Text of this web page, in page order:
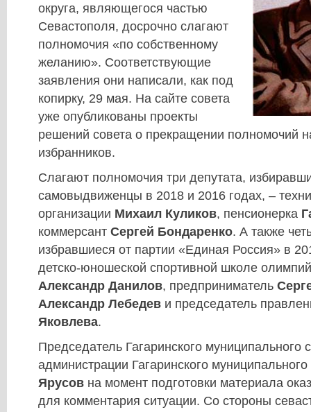
округа, являющегося частью
Севастополя, досрочно слагают
полномочия «по собственному
желанию». Соответствующие
заявления они написали, как под
копирку, 29 мая. На сайте совета
уже опубликованы проекты
решений совета о прекращении полномочий
избранников.
Слагают полномочия три депутата,
самовыдвиженцы в 2018 и 2016 годах, –
организации Михаил Куликов, пенсионерка
коммерсант Сергей Бондаренко. А также
избравшиеся от партии «Единая Россия» в
детско-юношеской спортивной школе
Александр Данилов, предприниматель
Александр Лебедев и председатель
Яковлева.
Председатель Гагаринского муниципального
администрации Гагаринского
Ярусов на момент подготовки материала
для комментария ситуации. Со стороны